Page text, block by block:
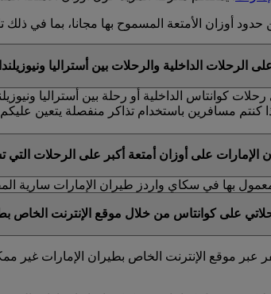
أوزان الأمتعة المسموح بها مجانا، بما في ذلك
الرحلات الداخلية والرحلات بين أستراليا
كوانتاس الداخلية أو رحلة بين أستراليا
على أوزان أمتعة أكبر على الرحلات التي
بها في سكاي واردز طيران الإمارات سارية
على كوانتاس من خلال موقع الإنترنت الخاص
عبر موقع الإنترنت الخاص بطيران الإمارات غير